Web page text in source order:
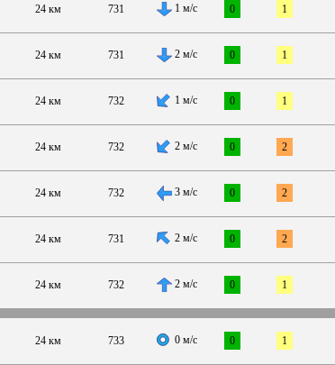
24 км 731 1 м/с 0 1
24 км 731 2 м/с 0 1
24 км 732 1 м/с 0 1
24 км 732 2 м/с 0 2
24 км 732 3 м/с 0 2
24 км 731 2 м/с 0 2
24 км 732 2 м/с 0 1
24 км 733 0 м/с 0 1